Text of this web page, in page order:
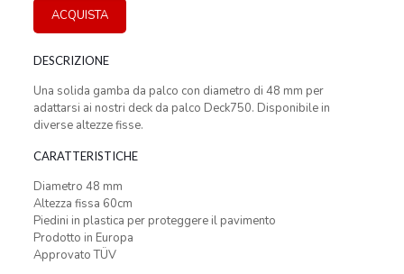
ACQUISTA
DESCRIZIONE
Una solida gamba da palco con diametro di 48 mm per
adattarsi ai nostri deck da palco Deck750. Disponibile in
diverse altezze fisse.
CARATTERISTICHE
Diametro 48 mm
Altezza fissa 60cm
Piedini in plastica per proteggere il pavimento
Prodotto in Europa
Approvato TÜV